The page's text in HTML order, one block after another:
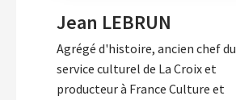
Jean LEBRUN
Agrégé d'histoire, ancien chef du
service culturel de La Croix et
producteur à France Culture et